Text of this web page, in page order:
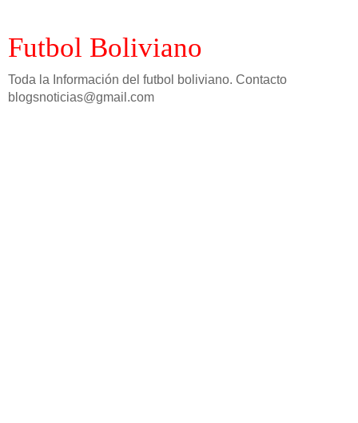
Futbol Boliviano
Toda la Información del futbol boliviano. Contacto
blogsnoticias@gmail.com